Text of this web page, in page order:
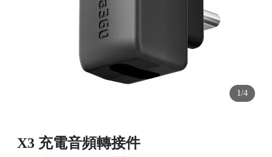
1/4
X3 充電音頻轉接件